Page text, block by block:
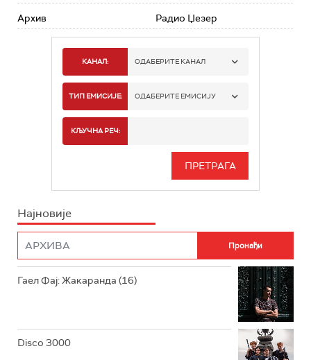
Архив Радио Џезер
КАНАЛ: ОДАБЕРИТЕ КАНАЛ
РАДИО БЕОГРАД 1
РАДИО БЕОГРАД 3
РАДИО РОКЕНРОЛЕР
ТИП ЕМИСИЈЕ: ОДАБЕРИТЕ ЕМИСИЈУ
ИНФО
КЉУЧНА РЕЧ:
Најновије
Гаел Фај: Жакаранда (16)
Disco 3000